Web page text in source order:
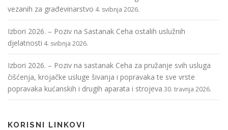
vezanih za građevinarstvo 4. svibnja 2026.
Izbori 2026. – Poziv na Sastanak Ceha ostalih uslužnih
djelatnosti 4. svibnja 2026.
Izbori 2026. – Poziv na sastanak Ceha za pružanje svih usluga
čišćenja, krojačke usluge šivanja i popravaka te sve vrste
popravaka kućanskih i drugih aparata i strojeva 30. travnja 2026.
KORISNI LINKOVI